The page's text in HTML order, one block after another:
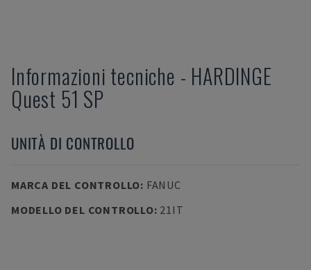
Informazioni tecniche - HARDINGE
Quest 51 SP
UNITÀ DI CONTROLLO
MARCA DEL CONTROLLO: FANUC
MODELLO DEL CONTROLLO: 21IT